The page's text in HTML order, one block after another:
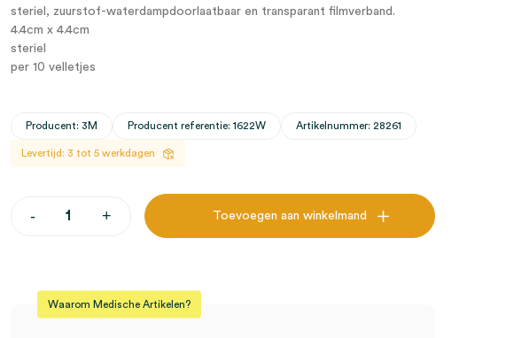
steriel, zuurstof-waterdampdoorlaatbaar en transparant filmverband.
4.4cm x 4.4cm
steriel
per 10 velletjes
Producent: 3M Producent referentie: 1622W Artikelnummer: 28261
Levertijd: 3 tot 5 werkdagen
-
met
aanbrengkader,
4.4cm
+ Toevoegen aan winkelmand
Waarom Medische Artikelen?